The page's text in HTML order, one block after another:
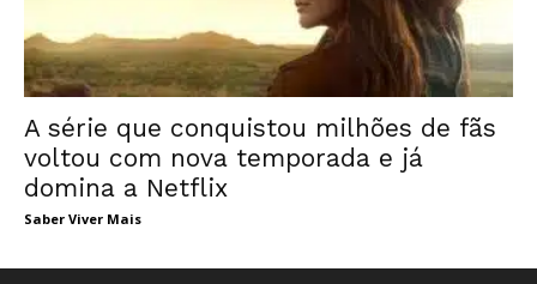
A série que conquistou milhões de fãs
voltou com nova temporada e já
domina a Netflix
Saber Viver Mais